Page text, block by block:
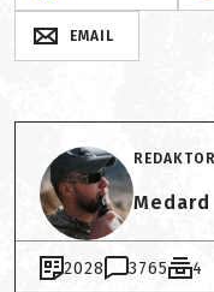
EMAIL
REDAKTOR
Medard
2028 3765 4